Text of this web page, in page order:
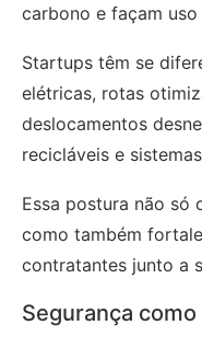
carbono e façam
Startups têm se
elétricas, rotas
deslocamentos
recicláveis e
Essa postura não só
como também
contratantes junto a
Segurança